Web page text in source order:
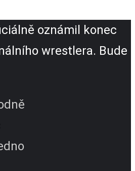
oznámil konec
wrestlera. Bude